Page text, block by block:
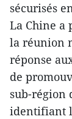
sécurisés
La Chine a
la réunion
réponse
de
sub-région
identifiant